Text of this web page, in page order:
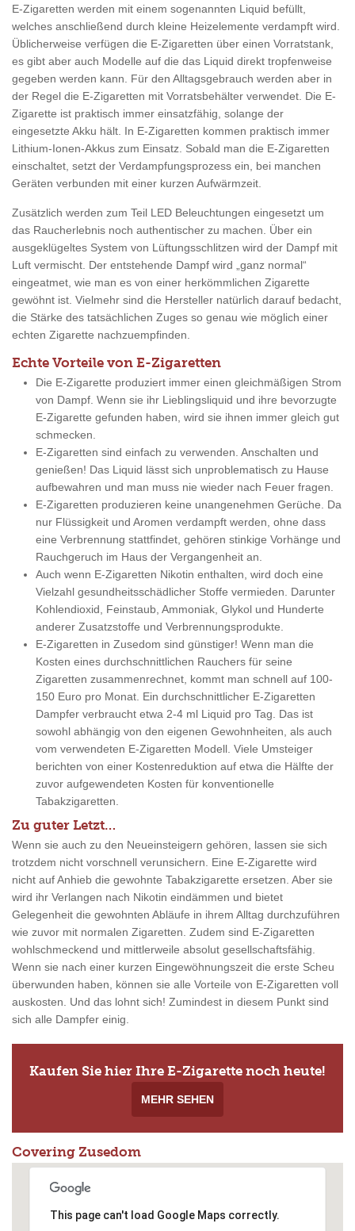
E-Zigaretten werden mit einem sogenannten Liquid befüllt,
welches anschließend durch kleine Heizelemente verdampft wird.
Üblicherweise verfügen die E-Zigaretten über einen Vorratstank,
es gibt aber auch Modelle auf die das Liquid direkt tropfenweise
gegeben werden kann. Für den Alltagsgebrauch werden aber in
der Regel die E-Zigaretten mit Vorratsbehälter verwendet. Die E-
Zigarette ist praktisch immer einsatzfähig, solange der
eingesetzte Akku hält. In E-Zigaretten kommen praktisch immer
Lithium-Ionen-Akkus zum Einsatz. Sobald man die E-Zigaretten
einschaltet, setzt der Verdampfungsprozess ein, bei manchen
Geräten verbunden mit einer kurzen Aufwärmzeit.
Zusätzlich werden zum Teil LED Beleuchtungen eingesetzt um
das Raucherlebnis noch authentischer zu machen. Über ein
ausgeklügeltes System von Lüftungsschlitzen wird der Dampf mit
Luft vermischt. Der entstehende Dampf wird „ganz normal“
eingeatmet, wie man es von einer herkömmlichen Zigarette
gewöhnt ist. Vielmehr sind die Hersteller natürlich darauf bedacht,
die Stärke des tatsächlichen Zuges so genau wie möglich einer
echten Zigarette nachzuempfinden.
Echte Vorteile von E-Zigaretten
Die E-Zigarette produziert immer einen gleichmäßigen Strom
von Dampf. Wenn sie ihr Lieblingsliquid und ihre bevorzugte
E-Zigarette gefunden haben, wird sie ihnen immer gleich gut
schmecken.
E-Zigaretten sind einfach zu verwenden. Anschalten und
genießen! Das Liquid lässt sich unproblematisch zu Hause
aufbewahren und man muss nie wieder nach Feuer fragen.
E-Zigaretten produzieren keine unangenehmen Gerüche. Da
nur Flüssigkeit und Aromen verdampft werden, ohne dass
eine Verbrennung stattfindet, gehören stinkige Vorhänge und
Rauchgeruch im Haus der Vergangenheit an.
Auch wenn E-Zigaretten Nikotin enthalten, wird doch eine
Vielzahl gesundheitsschädlicher Stoffe vermieden. Darunter
Kohlendioxid, Feinstaub, Ammoniak, Glykol und Hunderte
anderer Zusatzstoffe und Verbrennungsprodukte.
E-Zigaretten in Zusedom sind günstiger! Wenn man die
Kosten eines durchschnittlichen Rauchers für seine
Zigaretten zusammenrechnet, kommt man schnell auf 100-
150 Euro pro Monat. Ein durchschnittlicher E-Zigaretten
Dampfer verbraucht etwa 2-4 ml Liquid pro Tag. Das ist
sowohl abhängig von den eigenen Gewohnheiten, als auch
vom verwendeten E-Zigaretten Modell. Viele Umsteiger
berichten von einer Kostenreduktion auf etwa die Hälfte der
zuvor aufgewendeten Kosten für konventionelle
Tabakzigaretten.
Zu guter Letzt…
Wenn sie auch zu den Neueinsteigern gehören, lassen sie sich
trotzdem nicht vorschnell verunsichern. Eine E-Zigarette wird
nicht auf Anhieb die gewohnte Tabakzigarette ersetzen. Aber sie
wird ihr Verlangen nach Nikotin eindämmen und bietet
Gelegenheit die gewohnten Abläufe in ihrem Alltag durchzuführen
wie zuvor mit normalen Zigaretten. Zudem sind E-Zigaretten
wohlschmeckend und mittlerweile absolut gesellschaftsfähig.
Wenn sie nach einer kurzen Eingewöhnungszeit die erste Scheu
überwunden haben, können sie alle Vorteile von E-Zigaretten voll
auskosten. Und das lohnt sich! Zumindest in diesem Punkt sind
sich alle Dampfer einig.
Kaufen Sie hier Ihre E-Zigarette noch heute!
MEHR SEHEN
Covering Zusedom
This page can't load Google Maps correctly.